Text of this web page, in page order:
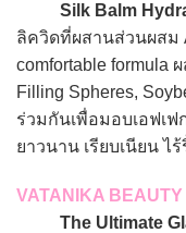
Silk Balm
ลิควิดที่ผสานส่วนผสม
comfortable formula
Filling Spheres,
ร่วมกันเพื่อมอบเอฟเ
ยาวนาน เรียบเนียน ไร้
VATANIKA BEAUTY
The Ultimate